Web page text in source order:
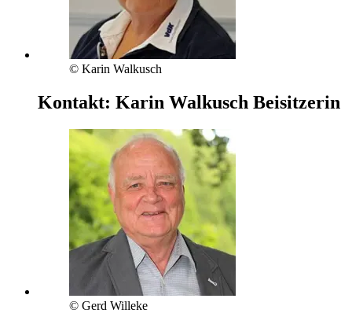
© Karin Walkusch
Kontakt: Karin Walkusch Beisitzerin
© Gerd Willeke